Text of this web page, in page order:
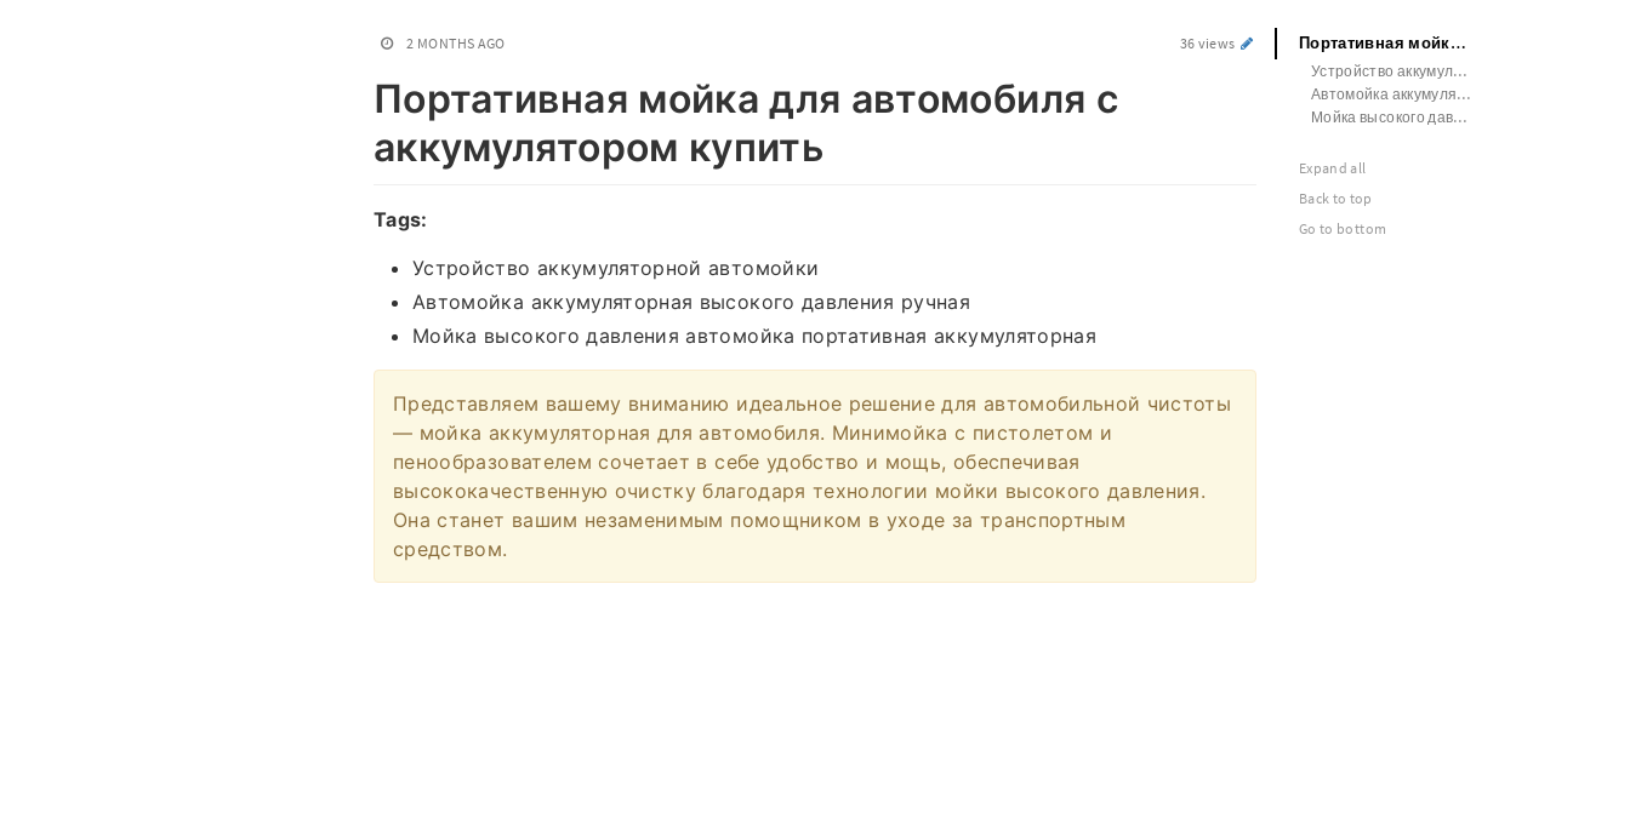
2 MONTHS AGO 36 views
Портативная мойка для автомобиля с
аккумулятором купить
Tags:
Устройство аккумуляторной автомойки
Автомойка аккумуляторная высокого давления ручная
Мойка высокого давления автомойка портативная аккумуляторная
Представляем вашему вниманию идеальное решение для автомобильной чистоты
— мойка аккумуляторная для автомобиля. Минимойка с пистолетом и
пенообразователем сочетает в себе удобство и мощь, обеспечивая
высококачественную очистку благодаря технологии мойки высокого давления.
Она станет вашим незаменимым помощником в уходе за транспортным
средством.
Портативная мойка для автомобиля с аккумулятором купить
Устройство аккумуляторной автомойки
Автомойка аккумуляторная высокого давления ручная
Мойка высокого давления автомойка портативная аккумуляторная
Expand all
Back to top
Go to bottom